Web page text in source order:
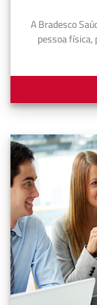
A Bradesco
pessoa física,